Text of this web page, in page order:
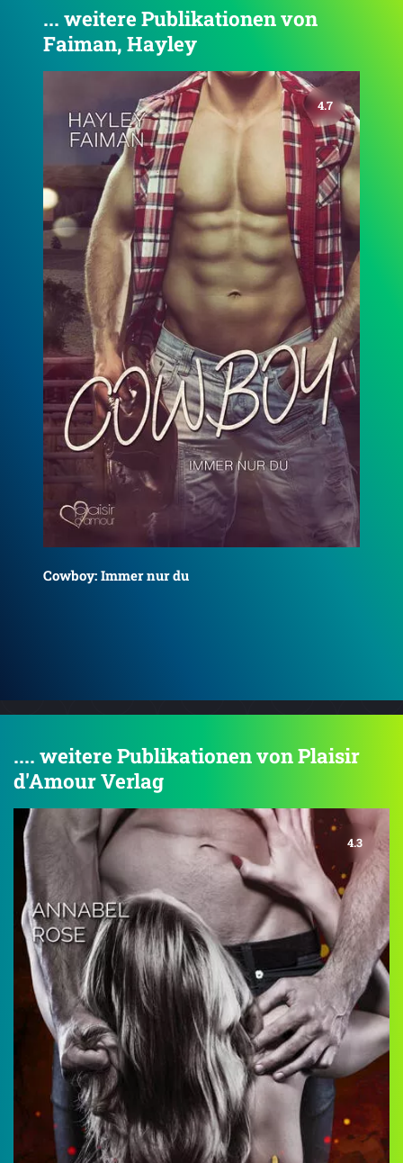
... weitere Publikationen von
Faiman, Hayley
4.2
.... weitere Publikationen von Plaisir
d'Amour Verlag
4.3